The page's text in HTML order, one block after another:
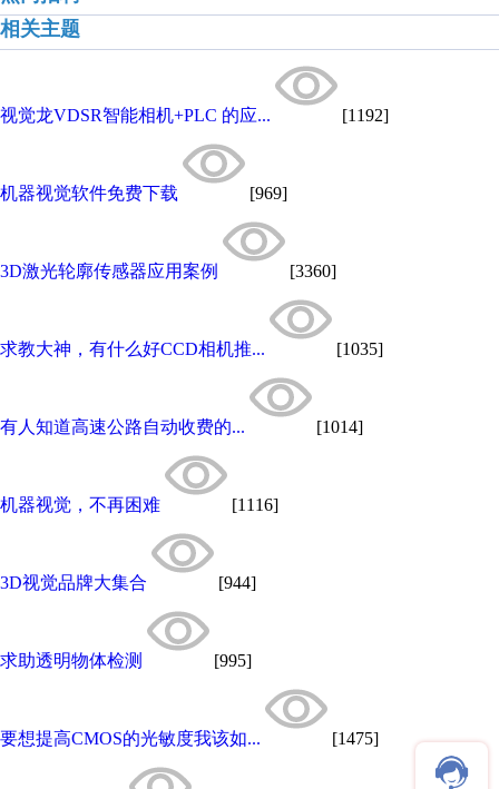
相关主题
视觉龙VDSR智能相机+PLC 的应... [1192]
机器视觉软件免费下载 [969]
3D激光轮廓传感器应用案例 [3360]
求教大神，有什么好CCD相机推... [1035]
有人知道高速公路自动收费的... [1014]
机器视觉，不再困难 [1116]
3D视觉品牌大集合 [944]
求助透明物体检测 [995]
要想提高CMOS的光敏度我该如... [1475]